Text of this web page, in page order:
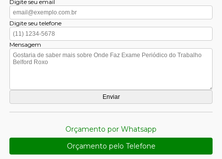
Digite seu email
Digite seu telefone
Mensagem
Orçamento por Whatsapp
Orçamento pelo Telefone